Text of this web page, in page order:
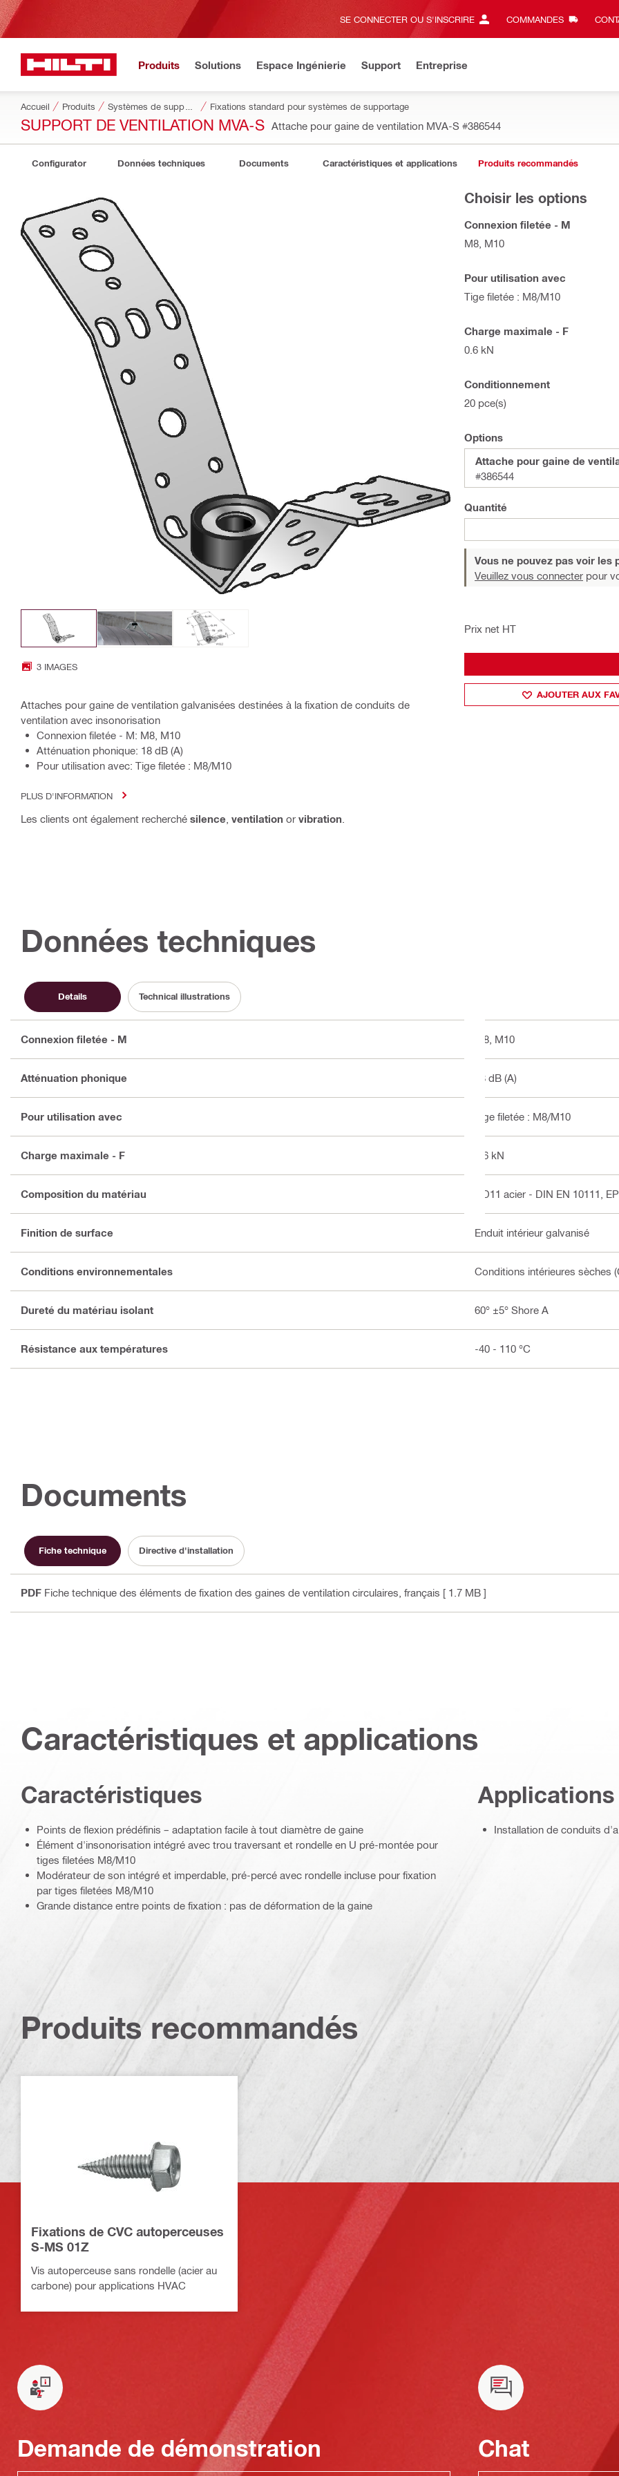
SE CONNECTER OU S'INSCRIRE COMMANDES
Produits Solutions Espace Ingénierie Support Entreprise
Accueil Produits Fixations standard pour systèmes de supportage
SUPPORT DE VENTILATION MVA-S Attache pour gaine de ventilation MVA-S #386544
Configurator Données techniques Documents Caractéristiques et applications Produits recommandés
3 IMAGES
Attaches pour gaine de ventilation galvanisées destinées à la fixation de conduits de
ventilation avec insonorisation
Connexion filetée - M: M8, M10
Atténuation phonique: 18 dB (A)
Pour utilisation avec: Tige filetée : M8/M10
PLUS D'INFORMATION
Les clients ont également recherché silence ventilation or vibration
Choisir les options
Connexion filetée - M
M8, M10
Pour utilisation avec
Tige filetée : M8/M10
Charge maximale - F
0.6 kN
Conditionnement
20 pce(s)
Options
Attache pour gaine de
#386544
Quantité
Vous ne pouvez pas voir les
Veuillez vous connecter pour
Prix net HT
AJOUTER AUX
Données techniques
Details Technical illustrations
Connexion filetée - M M8, M10
Atténuation phonique 18 dB (A)
Pour utilisation avec Tige filetée : M8/M10
Charge maximale - F 0.6 kN
Composition du matériau DD11 acier - DIN EN 10111,
Finition de surface Enduit intérieur galvanisé
Conditions environnementales Conditions intérieures sèches
Dureté du matériau isolant 60° ±5° Shore A
Résistance aux températures -40 - 110 °C
Documents
Fiche technique Directive d'installation
PDF Fiche technique des éléments de fixation des gaines de ventilation circulaires , français [ 1.7 MB ]
Caractéristiques et applications
Caractéristiques
Points de flexion prédéfinis – adaptation facile à tout diamètre de gaine
Élément d'insonorisation intégré avec trou traversant et rondelle en U pré-montée pour
tiges filetées M8/M10
Modérateur de son intégré et imperdable, pré-percé avec rondelle incluse pour fixation
par tiges filetées M8/M10
Grande distance entre points de fixation : pas de déformation de la gaine
Applications
Installation de conduits
Produits recommandés
Fixations de CVC autoperceuses
S-MS 01Z
Vis autoperceuse sans rondelle (acier au
carbone) pour applications HVAC
Demande de démonstration Chat